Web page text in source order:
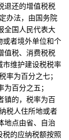
退还的增值税税
法，由国务院
全国人民代表大
者境外单位和个
值税、消费税税
维护建设税税率
为百分之七；
百分之五；
的，税率为百
人住所地或者
地点由省、自治
的应纳税额按照